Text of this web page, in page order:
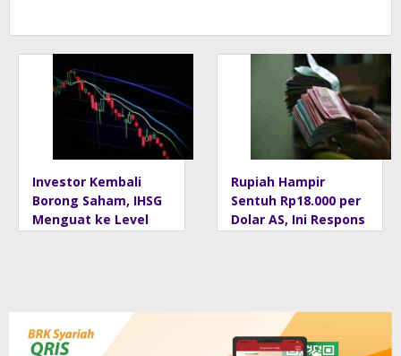
Capai 6,5
Persen
Investor Kembali
Borong Saham, IHSG
Menguat ke Level
Rupiah Hampir
Sentuh Rp18.000 per
Dolar AS, Ini Respons